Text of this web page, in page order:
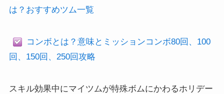
は？おすすめツム一覧
コンボとは？意味とミッションコンボ80回、100
回、150回、250回攻略
スキル効果中にマイツムが特殊ボムにかわるホリデー